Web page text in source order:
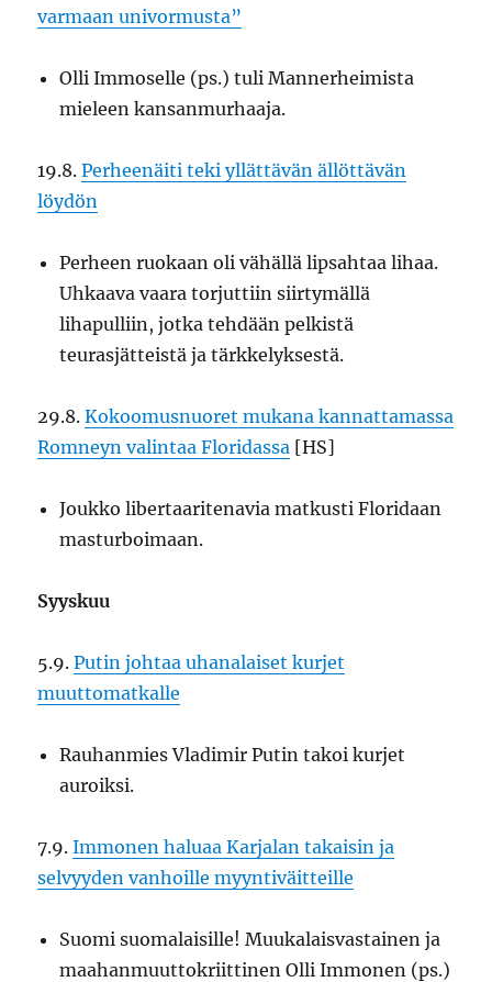
varmaan univormusta”
Olli Immoselle (ps.) tuli Mannerheimista
mieleen kansanmurhaaja.
19.8.Perheenäiti teki yllättävän ällöttävän
löydön
Perheen ruokaan oli vähällä lipsahtaa lihaa.
Uhkaava vaara torjuttiin siirtymällä
lihapulliin, jotka tehdään pelkistä
teurasjätteistä ja tärkkelyksestä.
29.8.Kokoomusnuoret mukana kannattamassa
Romneyn valintaa Floridassa [HS]
Joukko libertaaritenavia matkusti Floridaan
masturboimaan.
Syyskuu
5.9.Putin johtaa uhanalaiset kurjet
muuttomatkalle
Rauhanmies Vladimir Putin takoi kurjet
auroiksi.
7.9.Immonen haluaa Karjalan takaisin ja
selvyyden vanhoille myyntiväitteille
Suomi suomalaisille! Muukalaisvastainen ja
maahanmuuttokriittinen Olli Immonen (ps.)